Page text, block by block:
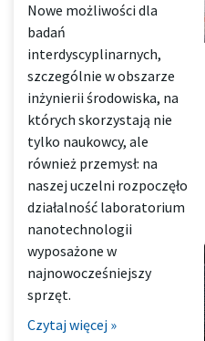
Nowe możliwości dla
badań
interdyscyplinarnych,
szczególnie w obszarze
inżynierii środowiska, na
których skorzystają nie
tylko naukowcy, ale
również przemysł: na
naszej uczelni rozpoczęło
działalność laboratorium
nanotechnologii
wyposażone w
najnowocześniejszy
sprzęt.
Czytaj więcej »